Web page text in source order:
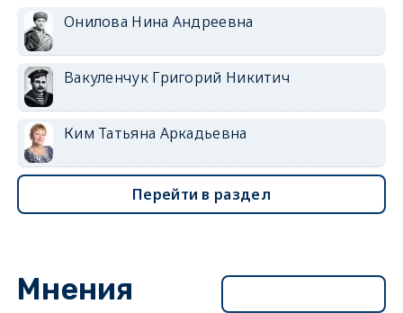
Онилова Нина Андреевна
Вакуленчук Григорий Никитич
Ким Татьяна Аркадьевна
Перейти в раздел
Мнения